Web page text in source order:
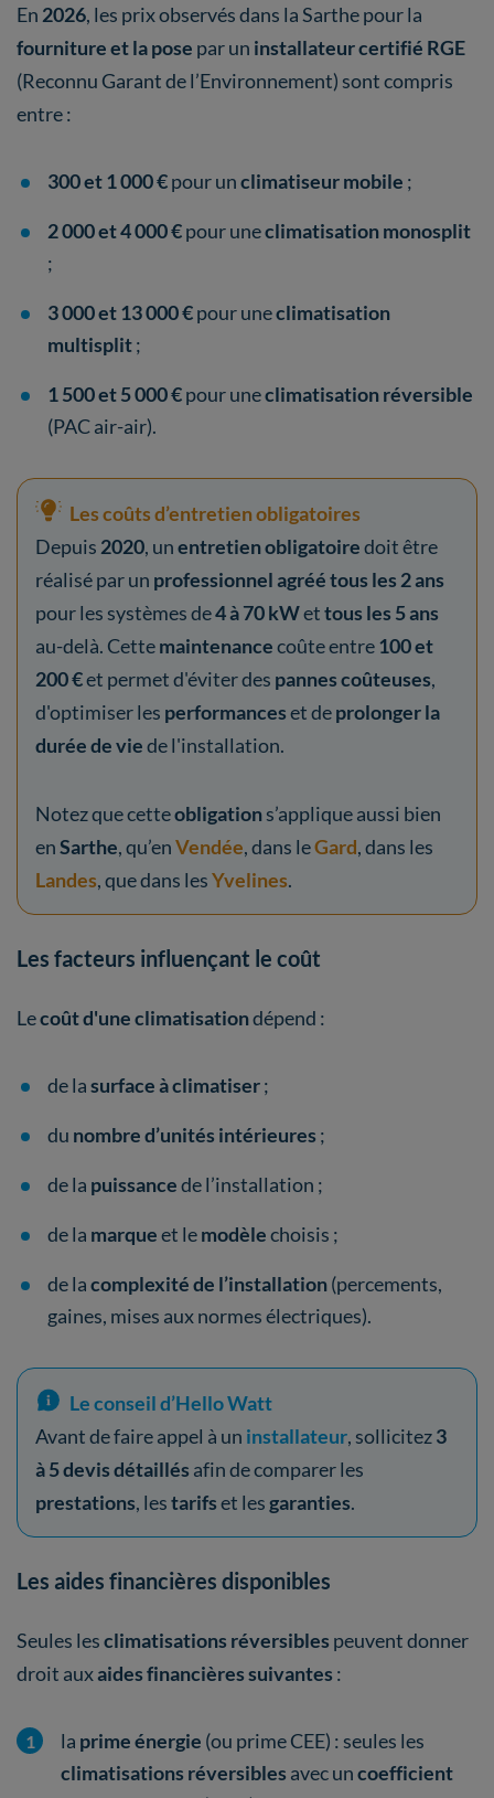
En 2026, les prix observés dans la Sarthe pour la
fourniture et la pose par un installateur certifié RGE
(Reconnu Garant de l’Environnement) sont compris
entre :
300 et 1 000 €pour unclimatiseur mobile ;
2 000 et 4 000 €pour uneclimatisation monosplit
;
3 000 et 13 000 €pour uneclimatisation
multisplit;
1 500 et 5 000 €pour uneclimatisation réversible
(PAC air-air).
Les coûts d’entretien obligatoires
Depuis 2020, unentretien obligatoiredoit être
réalisé par un professionnel agréé tous les 2 ans
pour les systèmes de4 à 70 kWettous les 5 ans
au-delà. Cettemaintenancecoûte entre100 et
200 €et permet d'éviter des pannes coûteuses,
d'optimiser les performanceset deprolonger la
durée de viede l'installation.
Notez que cetteobligations’applique aussi bien
enSarthe, qu’enVendée, dans leGard, dans les
Landes, que dans lesYvelines.
Les facteurs influençant le coût
Lecoûtd'une climatisationdépend :
de lasurface à climatiser;
du nombre d’unités intérieures ;
de la puissancede l’installation ;
de la marqueet lemodèlechoisis ;
de lacomplexité de l’installation(percements,
gaines, mises aux normes électriques).
Le conseil d’Hello Watt
Avant de faire appel à un installateur, sollicitez3
à 5 devis détaillés afin de comparer les
prestations, lestarifset lesgaranties.
Les aides financières disponibles
Seules lesclimatisations réversibles peuvent donner
droit auxaides financières suivantes :
la prime énergie (ou prime CEE) : seules les
climatisations réversibles avec uncoefficient